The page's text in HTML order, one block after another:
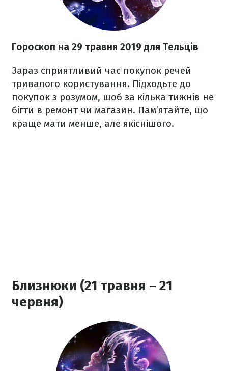
Гороскоп на 29 травня 2019 для Тельців
Зараз сприятливий час покупок речей
тривалого користування. Підходьте до
покупок з розумом, щоб за кілька тижнів не
бігти в ремонт чи магазин. Пам’ятайте, що
краще мати менше, але якіснішого.
Близнюки (21 травня – 21
червня)